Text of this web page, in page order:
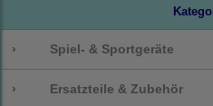
› Spiel- & Sportgeräte
› Ersatzteile & Zubehör